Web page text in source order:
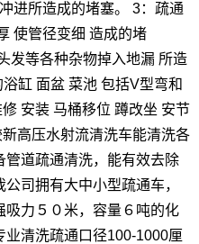
进所造成的堵塞。 3：疏通
使管径变细 造成的堵
发等各种杂物掉入地漏 所造
缸 面盆 菜池 包括V型弯和
安装 马桶移位 蹲改坐 安节
高压水射流清洗车能清洗各
道疏通清洗，能有效去除
司拥有大中小型疏通车，
力５０米，容量６吨的化
清洗疏通口径100-1000厘